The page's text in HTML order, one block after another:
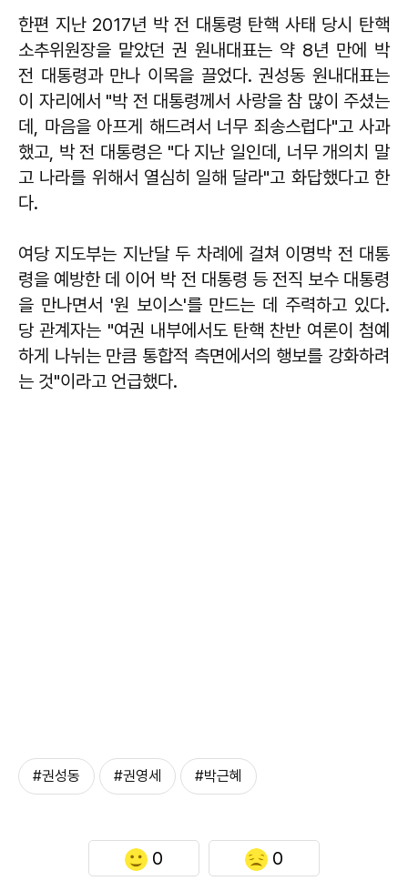
한편 지난 2017년 박 전 대통령 탄핵 사태 당시 탄핵
소추위원장을 맡았던 권 원내대표는 약 8년 만에 박
전 대통령과 만나 이목을 끌었다.권성동 원내대표는
이 자리에서 "박 전 대통령께서 사랑을 참 많이 주셨는
데, 마음을 아프게 해드려서 너무 죄송스럽다"고 사과
했고, 박 전 대통령은 "다 지난 일인데, 너무 개의치 말
고 나라를 위해서 열심히 일해 달라"고 화답했다고 한
다.
여당 지도부는 지난달 두 차례에 걸쳐 이명박 전 대통
령을 예방한 데 이어 박 전 대통령 등 전직 보수 대통령
을 만나면서 '원 보이스'를 만드는 데 주력하고 있다.
당 관계자는 "여권 내부에서도 탄핵 찬반 여론이 첨예
하게 나뉘는 만큼 통합적 측면에서의 행보를 강화하려
는 것"이라고 언급했다.
#권성동 #권영세 #박근혜
0 0